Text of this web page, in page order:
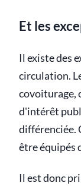
Et les
Il existe des
circulation.
covoiturage,
d'intérêt
différenciée.
être équipés
Il est donc